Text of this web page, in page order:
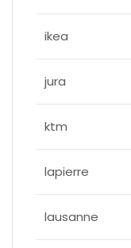
ikea
jura
ktm
lapierre
lausanne